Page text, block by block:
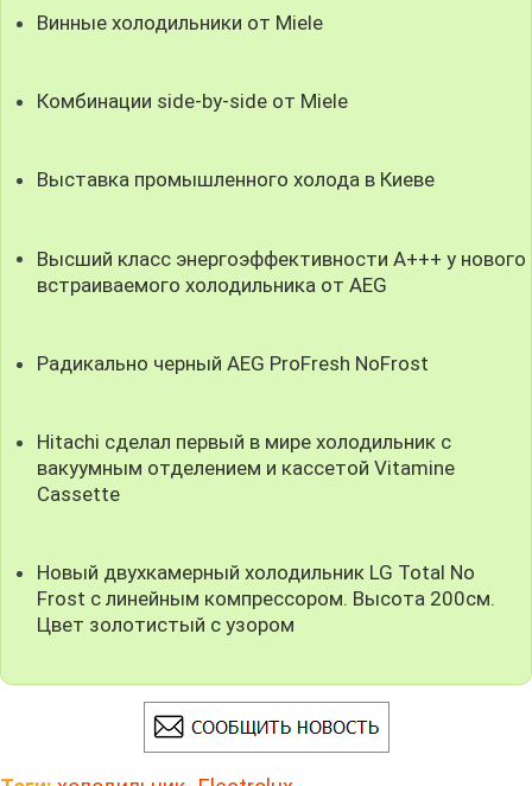
Винные холодильники от Miele
Комбинации side-by-side от Miele
Выставка промышленного холода в Киеве
Высший класс энергоэффективности А+++ у нового
встраиваемого холодильника от AEG
Радикально черный AEG ProFresh NoFrost
Hitachi сделал первый в мире холодильник с
вакуумным отделением и кассетой Vitamine
Cassette
Новый двухкамерный холодильник LG Total No
Frost с линейным компрессором. Высота 200см.
Цвет золотистый с узором